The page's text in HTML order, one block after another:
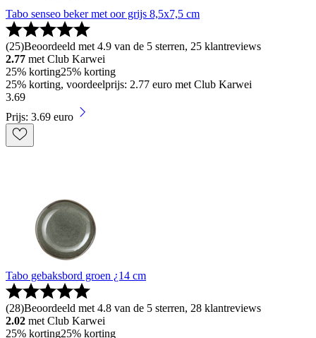
Tabo senseo beker met oor grijs 8,5x7,5 cm
(25)Beoordeeld met 4.9 van de 5 sterren, 25 klantreviews
2.77 met Club Karwei
25% korting25% korting
25% korting, voordeelprijs: 2.77 euro met Club Karwei
3.69
Prijs: 3.69 euro
Tabo gebaksbord groen ¿14 cm
(28)Beoordeeld met 4.8 van de 5 sterren, 28 klantreviews
2.02 met Club Karwei
25% korting25% korting